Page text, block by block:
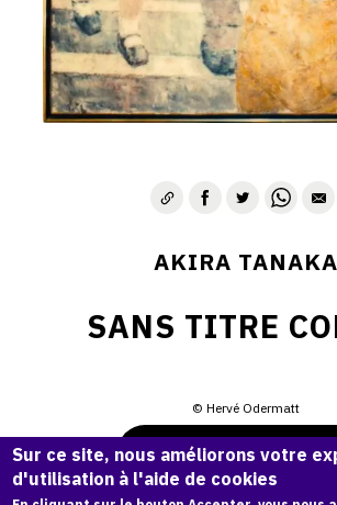
AKIRA TANAKA
SANS TITRE
© Hervé Odermatt
Demande
Sur ce site, nous améliorons votre
d'utilisation à l'aide de cookies